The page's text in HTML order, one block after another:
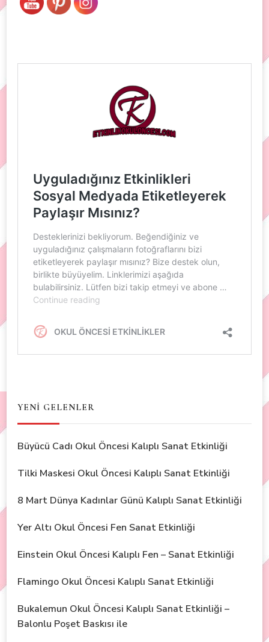
YENİ GELENLER
Büyücü Cadı Okul Öncesi Kalıplı Sanat Etkinliği
Tilki Maskesi Okul Öncesi Kalıplı Sanat Etkinliği
8 Mart Dünya Kadınlar Günü Kalıplı Sanat Etkinliği
Yer Altı Okul Öncesi Fen Sanat Etkinliği
Einstein Okul Öncesi Kalıplı Fen – Sanat Etkinliği
Flamingo Okul Öncesi Kalıplı Sanat Etkinliği
Bukalemun Okul Öncesi Kalıplı Sanat Etkinliği –
Balonlu Poşet Baskısı ile